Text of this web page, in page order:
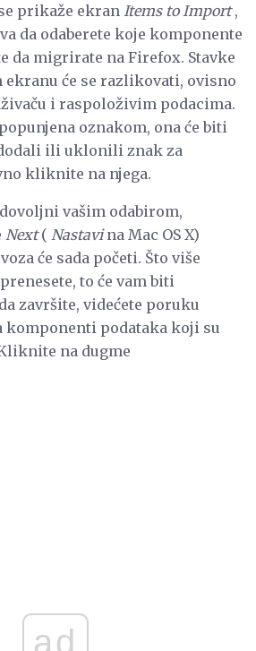
prikaže ekran Items to Import,
da odaberete koje komponente
da migrirate na Firefox. Stavke
ekranu će se razlikovati, ovisno
i raspoloživim podacima.
oznakom, ona će biti
ili uklonili znak za
kliknite na njega.
vašim odabirom,
Next( Nastavina Mac OS X)
će sada početi. Što više
to će vam biti
završite, videćete poruku
komponenti podataka koji su
na dugme
ad